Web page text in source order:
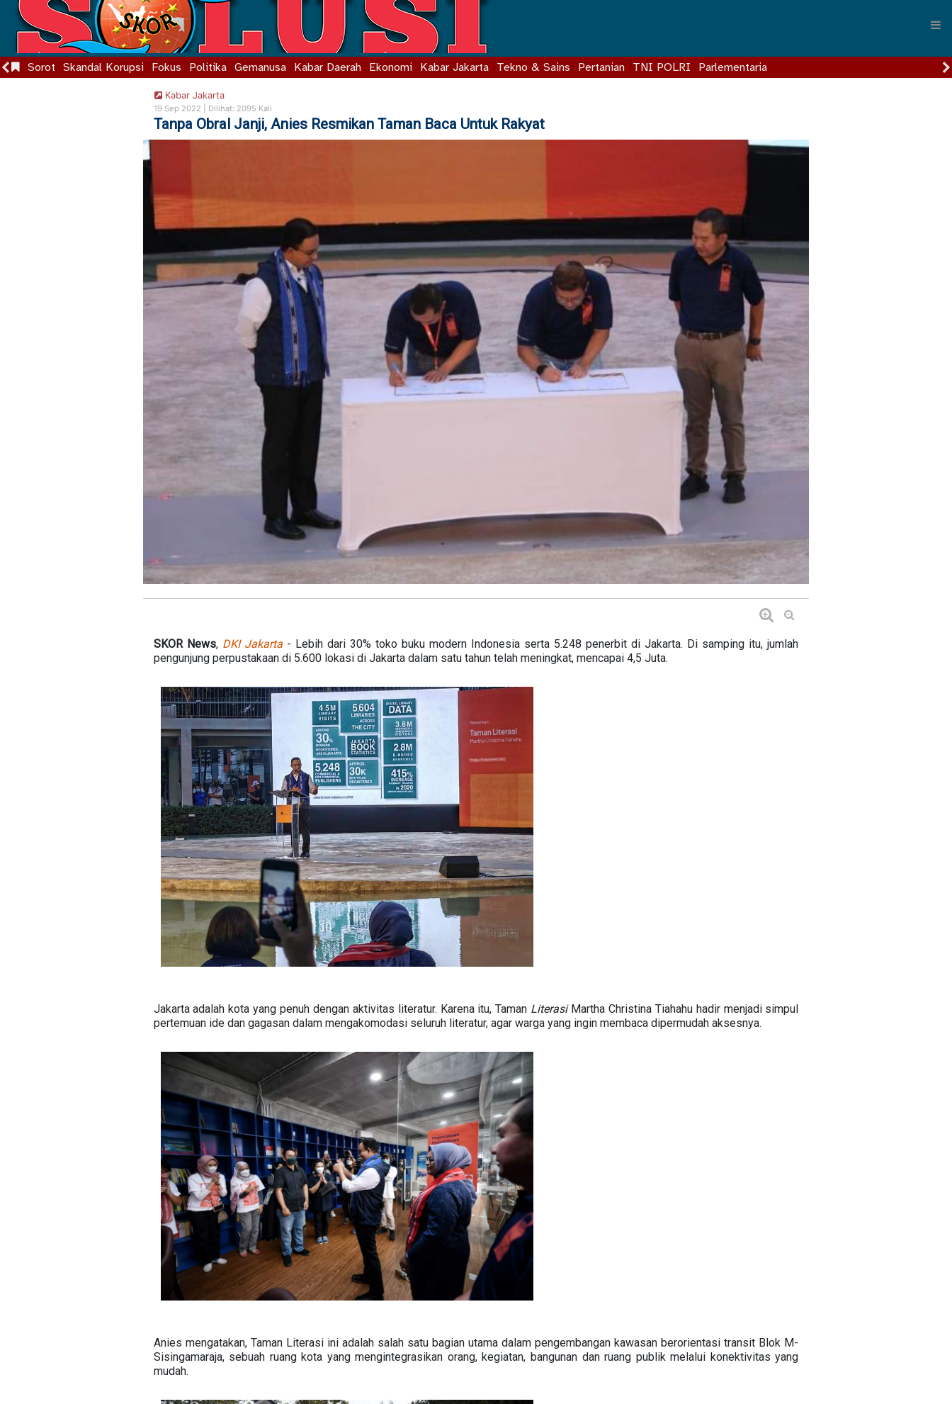
Sorot Skandal Korupsi Fokus Politika Gemanusa Kabar Daerah Ekonomi Kabar Jakarta Tekno & Sains Pertanian TNI POLRI Parlementaria
Kabar Jakarta
19 Sep 2022 | Dilihat: 2095 Kali
Tanpa Obral Janji, Anies Resmikan Taman Baca Untuk Rakyat
SKOR News, DKI Jakarta- Lebih dari 30% toko buku modern Indonesia serta 5.248 penerbit di Jakarta. Di samping itu, jumlah
pengunjung perpustakaan di 5.600 lokasi di Jakarta dalam satu tahun telah meningkat, mencapai 4,5 Juta.
Jakarta adalah kota yang penuh dengan aktivitas literatur. Karena itu, Taman LiterasiMartha Christina Tiahahu hadir menjadi simpul
pertemuan ide dan gagasan dalam mengakomodasi seluruh literatur, agar warga yang ingin membaca dipermudah aksesnya.
Anies mengatakan, Taman Literasi ini adalah salah satu bagian utama dalam pengembangan kawasan berorientasi transit Blok M-
Sisingamaraja, sebuah ruang kota yang mengintegrasikan orang, kegiatan, bangunan dan ruang publik melalui konektivitas yang
mudah.